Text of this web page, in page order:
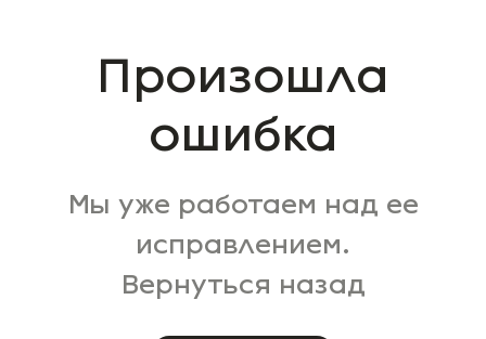
Произошла
ошибка
Мы уже работаем над ее
исправлением.
Вернуться назад